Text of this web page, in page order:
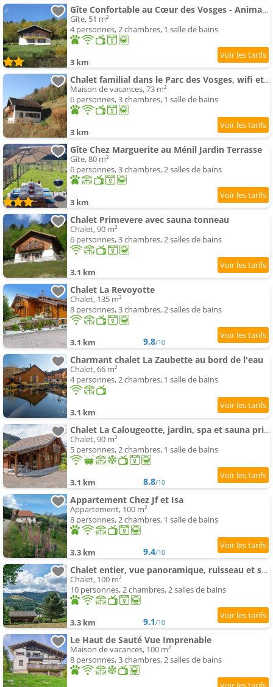
Gîte Confortable au Cœur des Vosges - Animaux Acceptés - FR-1-589-839
Gîte, 51 m²
4 personnes, 2 chambres, 1 salle de bains
3 km
Chalet familial dans le Parc des Vosges, wifi et animaux acceptés - FR-1-589-840
Maison de vacances, 73 m²
6 personnes, 3 chambres, 1 salle de bains
3 km
Gîte Chez Marguerite au Ménil Jardin Terrasse
Gîte, 80 m²
6 personnes, 3 chambres, 2 salles de bains
3 km
Chalet Primevere avec sauna tonneau
Chalet, 90 m²
6 personnes, 3 chambres, 2 salles de bains
3.1 km
Chalet La Revoyotte
Chalet, 135 m²
8 personnes, 3 chambres, 2 salles de bains
3.1 km 9.8/10
Charmant chalet La Zaubette au bord de l'eau
Chalet, 66 m²
4 personnes, 2 chambres, 1 salle de bains
3.1 km
Chalet La Calougeotte, jardin, spa et sauna privés
Chalet, 90 m²
5 personnes, 2 chambres, 1 salle de bains
3.1 km 8.8/10
Appartement Chez Jf et Isa
Appartement, 100 m²
8 personnes, 2 chambres, 1 salle de bains
3.3 km 9.4/10
Chalet entier, vue panoramique, ruisseau et sauna.
Chalet, 100 m²
10 personnes, 2 chambres, 2 salles de bains
3.3 km 9.1/10
Le Haut de Sauté Vue Imprenable
Maison de vacances, 100 m²
8 personnes, 3 chambres, 2 salles de bains